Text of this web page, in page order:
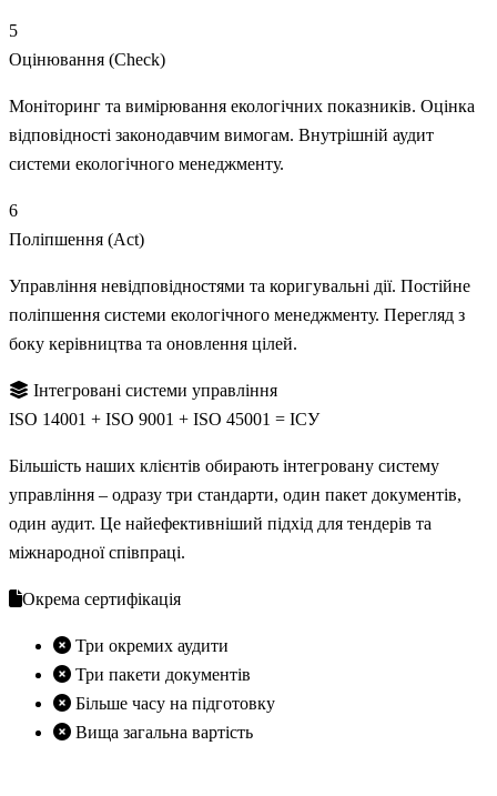
5
Оцінювання (Check)
Моніторинг та вимірювання екологічних показників. Оцінка
відповідності законодавчим вимогам. Внутрішній аудит
системи екологічного менеджменту.
6
Поліпшення (Act)
Управління невідповідностями та коригувальні дії. Постійне
поліпшення системи екологічного менеджменту. Перегляд з
боку керівництва та оновлення цілей.
Інтегровані системи управління
ISO 14001 + ISO 9001 + ISO 45001 = ІСУ
Більшість наших клієнтів обирають інтегровану систему
управління – одразу три стандарти, один пакет документів,
один аудит. Це найефективніший підхід для тендерів та
міжнародної співпраці.
Окрема сертифікація
Три окремих аудити
Три пакети документів
Більше часу на підготовку
Вища загальна вартість